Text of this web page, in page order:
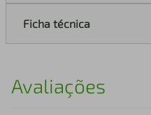
Ficha técnica
Avaliações